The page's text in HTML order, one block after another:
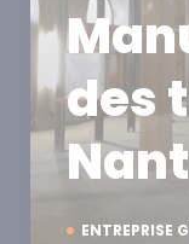
ENTREPRISE
des